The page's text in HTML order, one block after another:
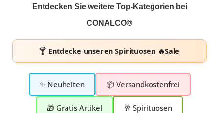
Entdecken Sie weitere Top-Kategorien bei
CONALCO®
🍸 Entdecke unserenSpirituosen 🔥Sale
✨ Neuheiten 📦 Versandkostenfrei
🎁 Gratis Artikel 🥂 Spirituosen